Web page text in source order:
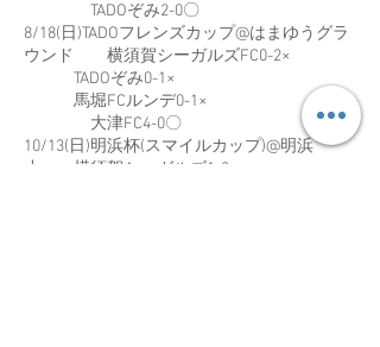
TADOぞみ2-0〇
8/18(日)TADOフレンズカップ@はまゆうグラ
ウンド 横須賀シーガルズFC0-2×
TADOぞみ0-1×
馬堀FCルンデ0-1×
大津FC4-0〇
10/13(日)明浜杯(スマイルカップ)@明浜
小 横須賀シーガルズ1-2×